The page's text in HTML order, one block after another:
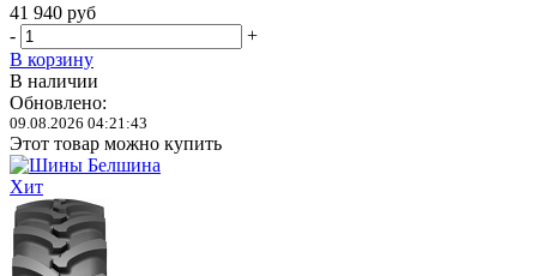
41 940 руб
-
+
В корзину
В наличии
Обновлено:
09.08.2026 04:21:43
Этот товар можно купить
Хит